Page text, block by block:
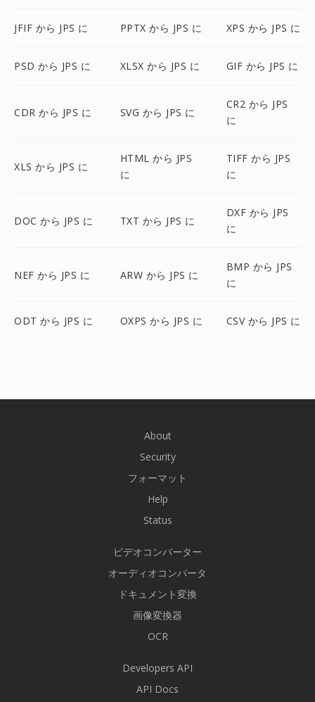
JFIF から JPS に PPTX から JPS に XPS から JPS に
PSD から JPS に XLSX から JPS に GIF から JPS に
CDR から JPS に SVG から JPS に
CR2 から JPS
に
XLS から JPS に
HTML から JPS
に
TIFF から JPS
に
DOC から JPS に TXT から JPS に
DXF から JPS
に
NEF から JPS に ARW から JPS に
BMP から JPS
に
ODT から JPS に OXPS から JPS に CSV から JPS に
About
Security
フォーマット
Help
Status
ビデオコンバーター
オーディオコンバータ
ドキュメント変換
画像変換器
OCR
Developers API
API Docs